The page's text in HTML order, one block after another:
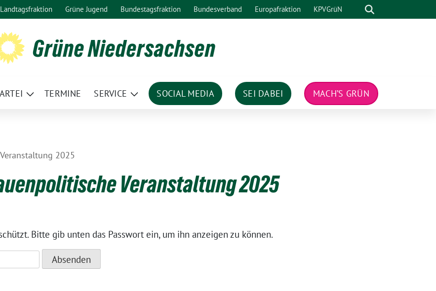
Landtagsfraktion Grüne Jugend Bundestagsfraktion Bundesverband Europafraktion KPVGrüN Suche
Grüne Niedersachsen
Zeige
TERMINE SERVICE
Zeige
SOCIAL MEDIA SEI DABEI MACH’S GRÜN
2025
Veranstaltung 2025
Bitte gib unten das Passwort ein, um ihn anzeigen zu können.